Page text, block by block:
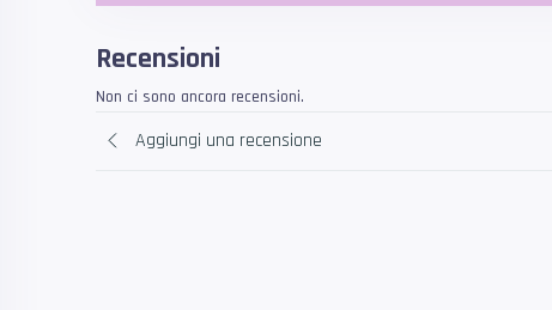
Recensioni
Non ci sono ancora recensioni.
Aggiungi una recensione